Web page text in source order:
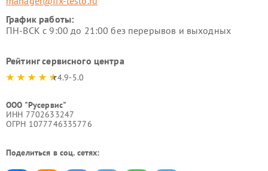
График работы:
ПН-ВСК с 9:00 до 21:00 без перерывов и выходных
Рейтинг сервисного центра
4.9-5.0
ООО "Русервис"
ИНН 7702633247
ОГРН 1077746335776
Поделиться в соц. сетях: